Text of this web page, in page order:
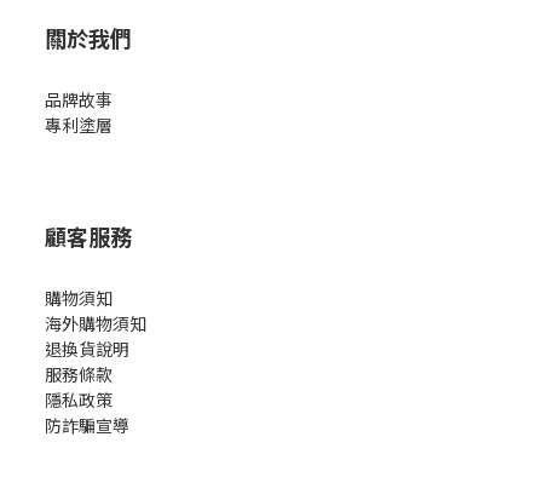
關於我們
品牌故事
專利塗層
顧客服務
購物須知
海外購物須知
退換貨說明
服務條款
隱私政策
防詐騙宣導